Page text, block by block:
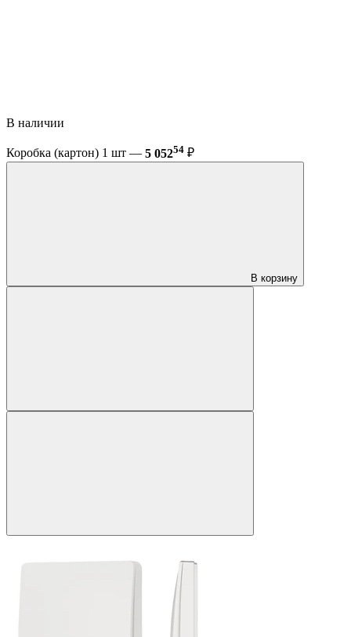
В наличии
Коробка (картон) 1 шт — 5 05254 ₽
В корзину